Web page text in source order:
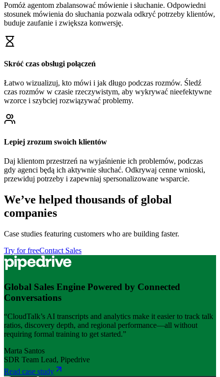
Pomóż agentom zbalansować mówienie i słuchanie. Odpowiedni
stosunek mówienia do słuchania pozwala odkryć potrzeby klientów,
buduje zaufanie i zwiększa konwersję.
Skróć czas obsługi połączeń
Łatwo wizualizuj, kto mówi i jak długo podczas rozmów. Śledź
czas rozmów w czasie rzeczywistym, aby wykrywać nieefektywne
wzorce i szybciej rozwiązywać problemy.
Lepiej zrozum swoich klientów
Daj klientom przestrzeń na wyjaśnienie ich problemów, podczas
gdy agenci będą ich aktywnie słuchać. Odkrywaj cenne wnioski,
przewiduj potrzeby i zapewniaj spersonalizowane wsparcie.
We’ve helped thousands of global
companies
Case studies featuring customers who are building faster.
Try for freeContact Sales
Global Sales Engine Powered by Connected
Conversations
“CloudTalk’s AI transcripts and analytics make it easier to track talk
ratios, discovery depth, and regional performance—all without
requiring formal training to get started.”
Marta Santos
SDR Team Lead, Pipedrive
Read case study